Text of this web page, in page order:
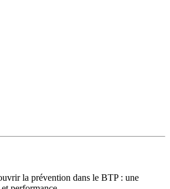
la prévention dans le BTP : une